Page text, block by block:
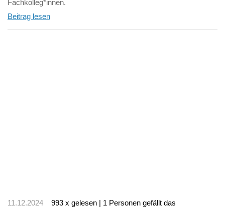
Fachkolleg*innen.
Beitrag lesen
11.12.2024 993 x gelesen | 1 Personen gefällt das